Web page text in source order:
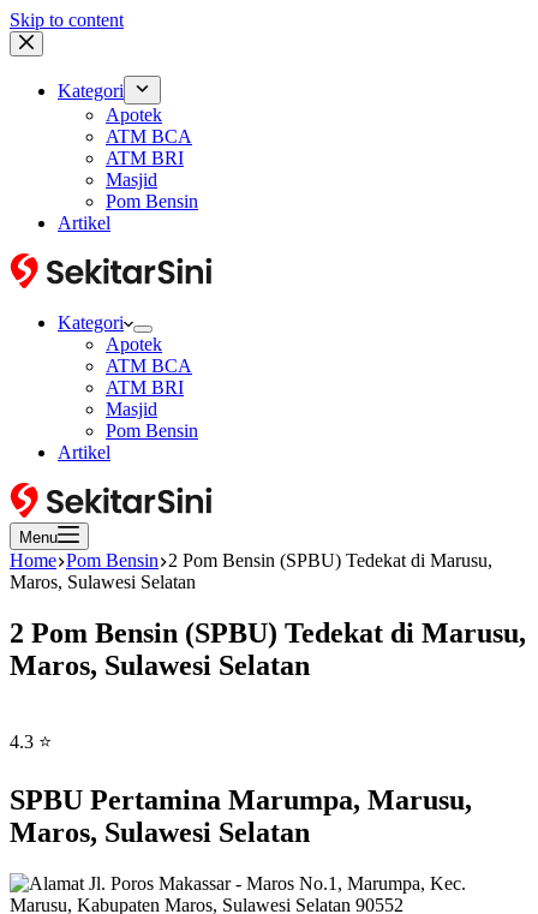
Skip to content
Kategori
Apotek
ATM BCA
ATM BRI
Masjid
Pom Bensin
Artikel
Kategori
Apotek
ATM BCA
ATM BRI
Masjid
Pom Bensin
Artikel
Menu
Home Pom Bensin 2 Pom Bensin (SPBU) Tedekat di Marusu,
Maros, Sulawesi Selatan
2 Pom Bensin (SPBU) Tedekat di Marusu,
Maros, Sulawesi Selatan
4.3 ⭐
SPBU Pertamina Marumpa, Marusu,
Maros, Sulawesi Selatan
Jl. Poros Makassar - Maros No.1, Marumpa, Kec.
Marusu, Kabupaten Maros, Sulawesi Selatan 90552